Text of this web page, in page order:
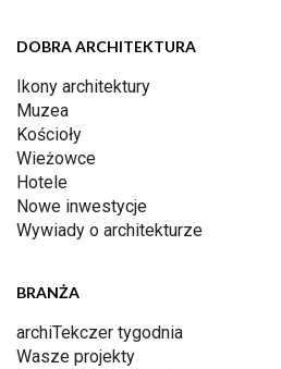
DOBRA ARCHITEKTURA
Ikony architektury
Muzea
Kościoły
Wieżowce
Hotele
Nowe inwestycje
Wywiady o architekturze
BRANŻA
archiTekczer tygodnia
Wasze projekty